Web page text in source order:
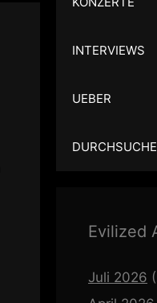
INTERVIEWS
UEBER
Evilized
Juli 2026